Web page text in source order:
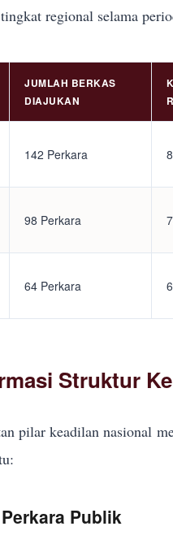
regional selama
JUMLAH BERKAS
DIAJUKAN
142 Perkara
98 Perkara
64 Perkara
Struktur
pilar keadilan nasional
Publik